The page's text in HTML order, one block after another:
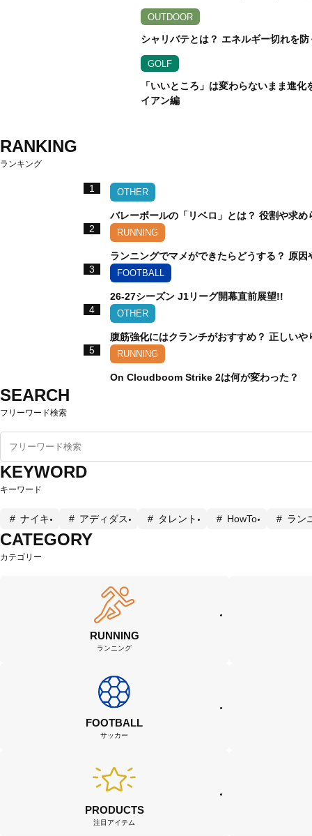
OUTDOOR
シャリバテとは？ エネルギー切れを
GOLF
「いいところ」は変わらないまま進
イアン編
RANKING
ランキング
1 OTHER
バレーボールの「リベロ」とは？ 役割や求め
2
RUNNING
ランニングでマメができたらどうする？ 原
3
FOOTBALL
26-27シーズン J1リーグ開幕直前展望!!
4
OTHER
腹筋強化にはクランチがおすすめ？ 正しいや
5
RUNNING
On Cloudboom Strike 2は何が変わった？
SEARCH
フリーワード検索
KEYWORD
キーワード
ナイキ アディダス タレント HowTo ラン
CATEGORY
カテゴリー
RUNNING
ランニング
FOOTBALL
サッカー
PRODUCTS
注目アイテム